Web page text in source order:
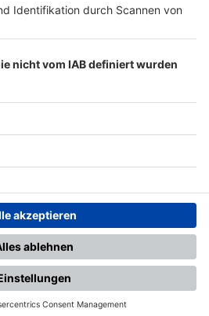
Datenschutz Impressum